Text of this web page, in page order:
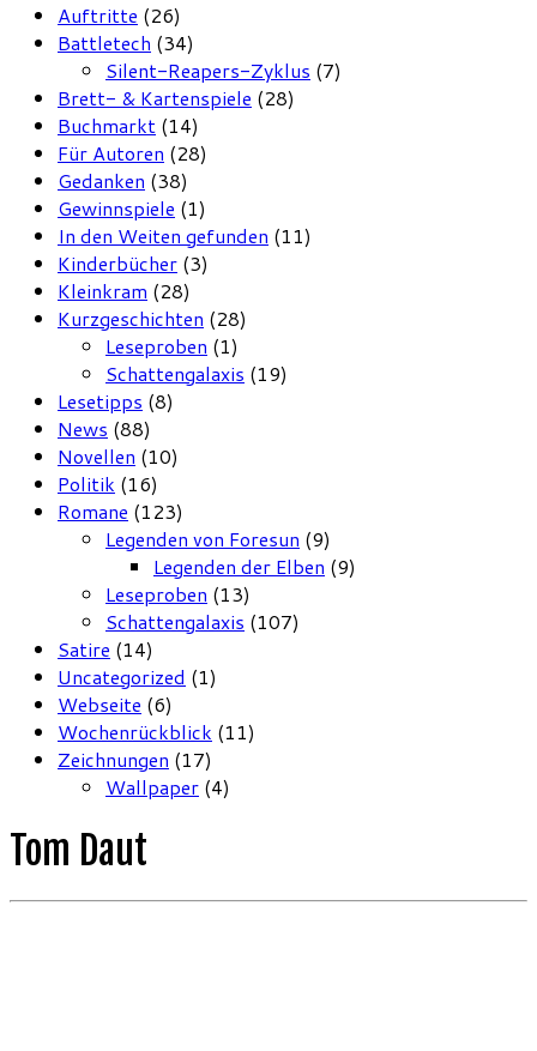
Auftritte (26)
Battletech (34)
Silent-Reapers-Zyklus (7)
Brett- & Kartenspiele (28)
Buchmarkt (14)
Für Autoren (28)
Gedanken (38)
Gewinnspiele (1)
In den Weiten gefunden (11)
Kinderbücher (3)
Kleinkram (28)
Kurzgeschichten (28)
Leseproben (1)
Schattengalaxis (19)
Lesetipps (8)
News (88)
Novellen (10)
Politik (16)
Romane (123)
Legenden von Foresun (9)
Legenden der Elben (9)
Leseproben (13)
Schattengalaxis (107)
Satire (14)
Uncategorized (1)
Webseite (6)
Wochenrückblick (11)
Zeichnungen (17)
Wallpaper (4)
Tom Daut